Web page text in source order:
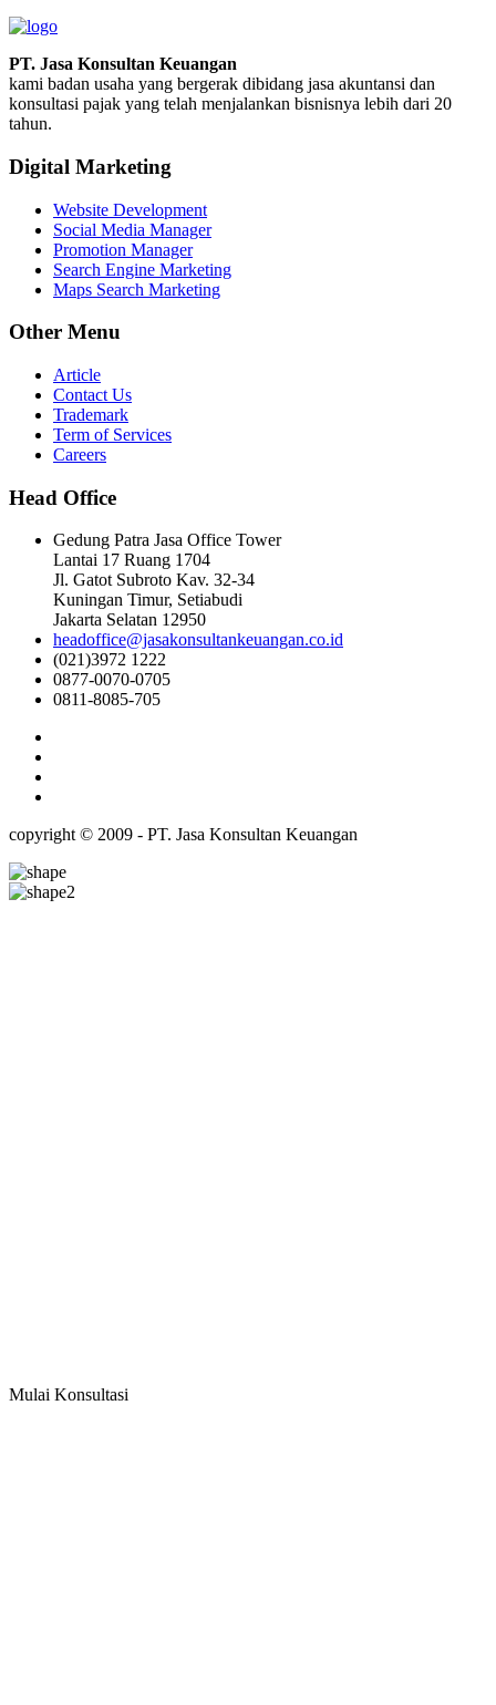
PT. Jasa Konsultan Keuangan
kami badan usaha yang bergerak dibidang jasa akuntansi dan
konsultasi pajak yang telah menjalankan bisnisnya lebih dari 20
tahun.
Digital Marketing
Website Development
Social Media Manager
Promotion Manager
Search Engine Marketing
Maps Search Marketing
Other Menu
Article
Contact Us
Trademark
Term of Services
Careers
Head Office
Gedung Patra Jasa Office Tower
Lantai 17 Ruang 1704
Jl. Gatot Subroto Kav. 32-34
Kuningan Timur, Setiabudi
Jakarta Selatan 12950
headoffice@jasakonsultankeuangan.co.id
(021)3972 1222
0877-0070-0705
0811-8085-705
copyright © 2009 - PT. Jasa Konsultan Keuangan
Mulai Konsultasi